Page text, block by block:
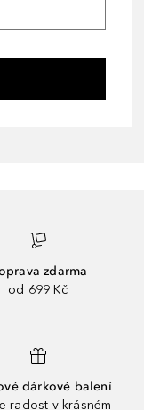
zdarma
od 699 Kč
dárkové balení
radost v krásném